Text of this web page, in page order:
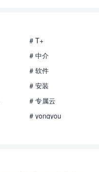
# T+
# 中介
# 软件
# 安装
# 专属云
# yongyou